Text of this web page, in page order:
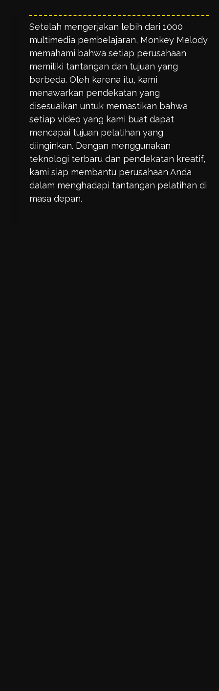
Setelah mengerjakan lebih dari 1000
multimedia pembelajaran, Monkey Melody
memahami bahwa setiap perusahaan
memiliki tantangan dan tujuan yang
berbeda. Oleh karena itu, kami
menawarkan pendekatan yang
disesuaikan untuk memastikan bahwa
setiap video yang kami buat dapat
mencapai tujuan pelatihan yang
diinginkan. Dengan menggunakan
teknologi terbaru dan pendekatan kreatif,
kami siap membantu perusahaan Anda
dalam menghadapi tantangan pelatihan di
masa depan.